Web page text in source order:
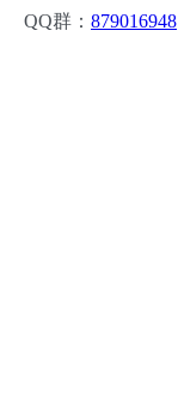
QQ群： 879016948